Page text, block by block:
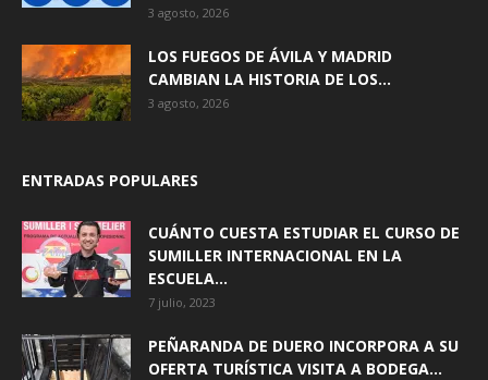
3 agosto, 2026
LOS FUEGOS DE ÁVILA Y MADRID
CAMBIAN LA HISTORIA DE LOS...
3 agosto, 2026
ENTRADAS POPULARES
CUÁNTO CUESTA ESTUDIAR EL CURSO DE
SUMILLER INTERNACIONAL EN LA
ESCUELA...
7 julio, 2023
PEÑARANDA DE DUERO INCORPORA A SU
OFERTA TURÍSTICA VISITA A BODEGA...